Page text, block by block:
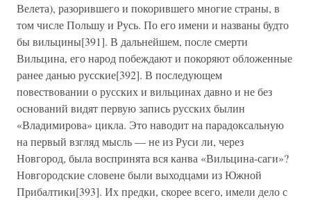
Велета), разорившего и покорившего многие страны, в
том числе Польшу и Русь. По его имени и названы будто
бы вильцины[391]. В дальнейшем, после смерти
Вильцина, его народ побеждают и покоряют обложенные
ранее данью русские[392]. В последующем
повествовании о русских и вильцинах давно и не без
оснований видят первую запись русских былин
«Владимирова» цикла. Это наводит на парадоксальную
на первый взгляд мысль — не из Руси ли, через
Новгород, была воспринята вся канва «Вильцина-саги»?
Новгородские словене были выходцами из Южной
Прибалтики[393]. Их предки, скорее всего, имели дело с